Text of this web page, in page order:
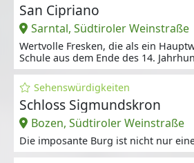
San Cipriano
Sarntal, Südtiroler Weinstraße
Wertvolle Fresken, die als ein
Schule aus dem Ende des 14.
Sehenswürdigkeiten
Schloss Sigmundskron
Bozen, Südtiroler Weinstraße
Die imposante Burg ist nicht nur